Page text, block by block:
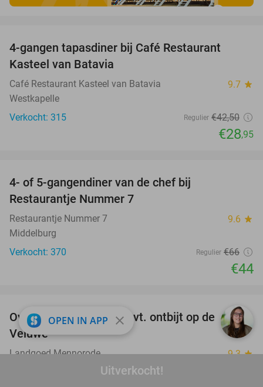
Uitverkocht!
4-gangen tapasdiner bij Café Restaurant
Kasteel van Batavia
Café Restaurant Kasteel van Batavia 9.7 star
Westkapelle
Verkocht: 315
Regulier €42,50
€28,95
4- of 5-gangendiner van de chef bij
Restaurantje Nummer 7
Restaurantje Nummer 7 9.6 star
Middelburg
Verkocht: 370
Regulier €66
€44
51%
Overnachting voor 2 + evt. ontbijt op de
Veluwe
Landgoed Mennorode 9.3star
OPEN IN APP close